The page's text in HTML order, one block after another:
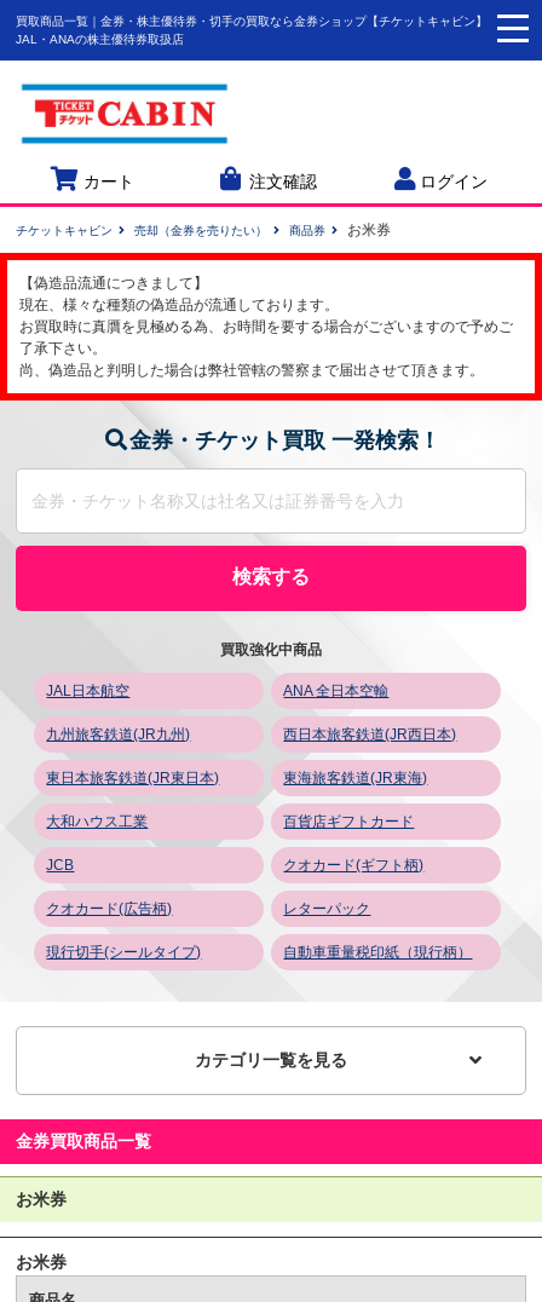
買取商品一覧｜金券・株主優待券・切手の買取なら金券ショップ【チケットキャビン】
JAL・ANAの株主優待券取扱店
カート 注文確認 ログイン
チケットキャビン 売却（金券を売りたい） 商品券 お米券
【偽造品流通につきまして】
現在、様々な種類の偽造品が流通しております。
お買取時に真贋を見極める為、お時間を要する場合がございますので予めご
了承下さい。
尚、偽造品と判明した場合は弊社管轄の警察まで届出させて頂きます。
金券・チケット買取 一発検索！
買取強化中商品
JAL日本航空 ANA 全日本空輸
九州旅客鉄道(JR九州) 西日本旅客鉄道(JR西日本)
東日本旅客鉄道(JR東日本) 東海旅客鉄道(JR東海)
大和ハウス工業 百貨店ギフトカード
JCB クオカード(ギフト柄)
クオカード(広告柄) レターパック
現行切手(シールタイプ) 自動車重量税印紙（現行柄）
カテゴリ一覧を見る
金券買取商品一覧
お米券
お米券